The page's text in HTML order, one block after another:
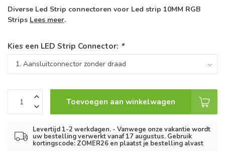
Diverse Led Strip connectoren voor Led strip 10MM RGB
Strips Lees meer.
Kies een LED Strip Connector: *
Toevoegen aan winkelwagen
Levertijd 1-2 werkdagen. - Vanwege onze vakantie wordt
uw bestelling verwerkt vanaf 17 augustus. Gebruik
kortingscode: ZOMER26 en plaatst je bestelling alvast